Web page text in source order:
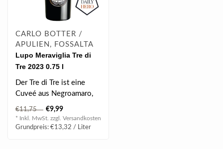
CARLO BOTTER /
APULIEN, FOSSALTA
Lupo Meraviglia Tre di
Tre 2023 0.75 l
Der Tre di Tre ist eine
Cuveé aus Negroamaro,
Aglianico und Primitivo
Trauben m..
€11,75 €9,99
* Inkl. MwSt. zzgl. Versandkosten
Grundpreis: €13,32 / Liter